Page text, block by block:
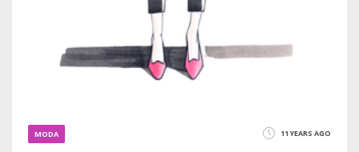
MODA 11 YEARS AGO